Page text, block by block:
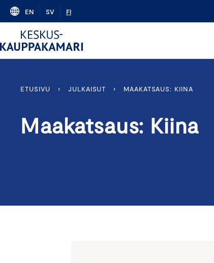
Skip
content
EN SV FI
ETUSIVU › JULKAISUT › MAAKATSAUS: KIINA
Maakatsaus: Kiina